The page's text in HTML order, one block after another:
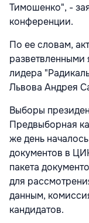
Тимошенко", -
конференции.
По ее словам,
разветвленными
лидера
Львова Андрея
Выборы
Предвыборная
же день
документов в
пакета
для
данным,
кандидатов.